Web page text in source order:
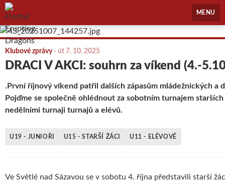
Florbal Erupting Dragons
MENU
Klubové zprávy- út 7. 10. 2025
DRACI V AKCI: souhrn za víkend (4.-
.První říjnový víkend patřil dalších zápasům mládežnických a
Pojďme se společně ohlédnout za sobotním turnajem
nedělními turnaji turnajů a elévů.
U19 - JUNIOŘI U15 - STARŠÍ ŽÁCI U11 - ELÉVOVÉ
Ve Světlé nad Sázavou se v sobotu 4. října představili starší